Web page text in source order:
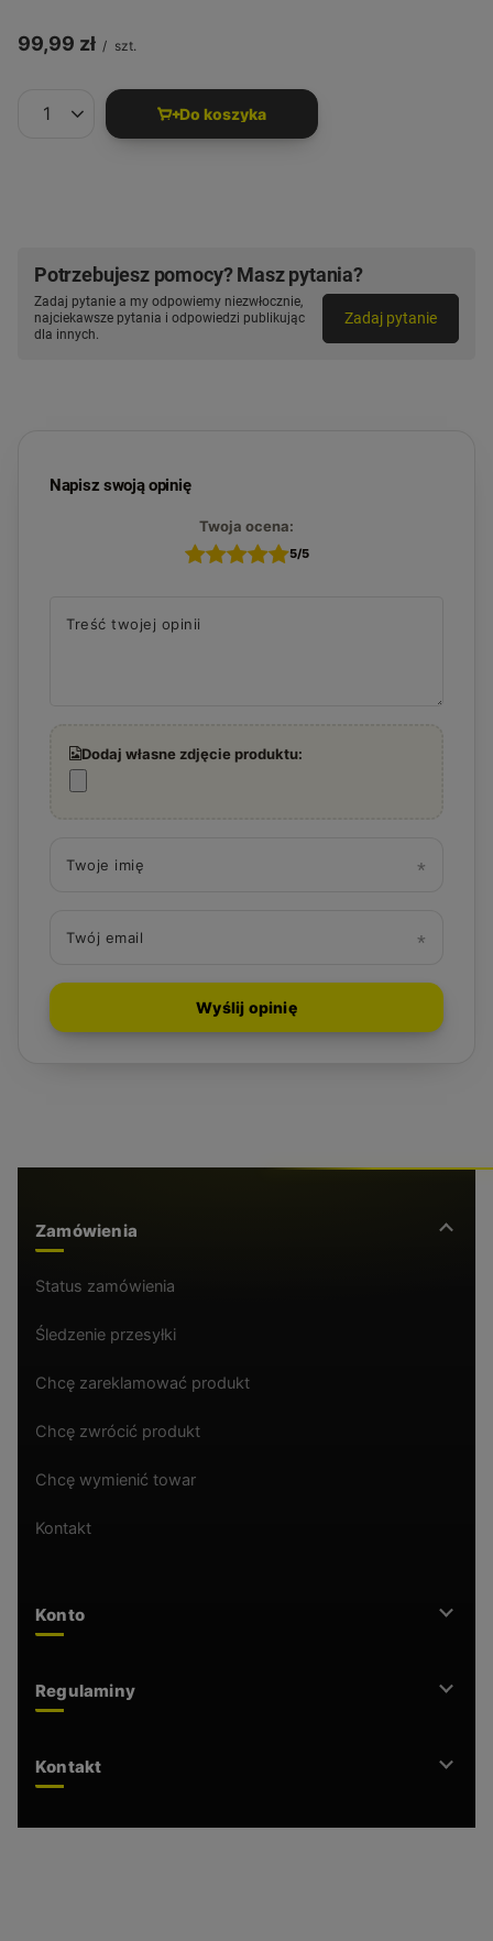
99,99 zł / szt.
Ilość produktów Do koszyka
Potrzebujesz pomocy? Masz pytania?
Zadaj pytanie a my odpowiemy niezwłocznie,
najciekawsze pytania i odpowiedzi publikując
dla innych.
Zadaj pytanie
Napisz swoją opinię
Twoja ocena:
5/5
Treść twojej opinii
Dodaj własne zdjęcie produktu:
Twoje imię
Twój email
Wyślij opinię
Zamówienia
Status zamówienia
Śledzenie przesyłki
Chcę zareklamować produkt
Chcę zwrócić produkt
Chcę wymienić towar
Kontakt
Konto
Regulaminy
Kontakt